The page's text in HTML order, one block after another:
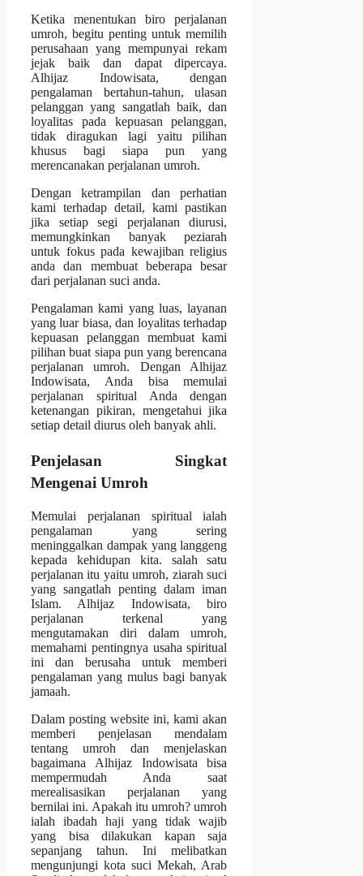
Ketika menentukan biro perjalanan
umroh, begitu penting untuk memilih
perusahaan yang mempunyai rekam
jejak baik dan dapat dipercaya.
Alhijaz Indowisata, dengan
pengalaman bertahun-tahun, ulasan
pelanggan yang sangatlah baik, dan
loyalitas pada kepuasan pelanggan,
tidak diragukan lagi yaitu pilihan
khusus bagi siapa pun yang
merencanakan perjalanan umroh.
Dengan ketrampilan dan perhatian
kami terhadap detail, kami pastikan
jika setiap segi perjalanan diurusi,
memungkinkan banyak peziarah
untuk fokus pada kewajiban religius
anda dan membuat beberapa besar
dari perjalanan suci anda.
Pengalaman kami yang luas, layanan
yang luar biasa, dan loyalitas terhadap
kepuasan pelanggan membuat kami
pilihan buat siapa pun yang berencana
perjalanan umroh. Dengan Alhijaz
Indowisata, Anda bisa memulai
perjalanan spiritual Anda dengan
ketenangan pikiran, mengetahui jika
setiap detail diurus oleh banyak ahli.
Penjelasan Singkat
Mengenai Umroh
Memulai perjalanan spiritual ialah
pengalaman yang sering
meninggalkan dampak yang langgeng
kepada kehidupan kita. salah satu
perjalanan itu yaitu umroh, ziarah suci
yang sangatlah penting dalam iman
Islam. Alhijaz Indowisata, biro
perjalanan terkenal yang
mengutamakan diri dalam umroh,
memahami pentingnya usaha spiritual
ini dan berusaha untuk memberi
pengalaman yang mulus bagi banyak
jamaah.
Dalam posting website ini, kami akan
memberi penjelasan mendalam
tentang umroh dan menjelaskan
bagaimana Alhijaz Indowisata bisa
mempermudah Anda saat
merealisasikan perjalanan yang
bernilai ini. Apakah itu umroh? umroh
ialah ibadah haji yang tidak wajib
yang bisa dilakukan kapan saja
sepanjang tahun. Ini melibatkan
mengunjungi kota suci Mekah, Arab